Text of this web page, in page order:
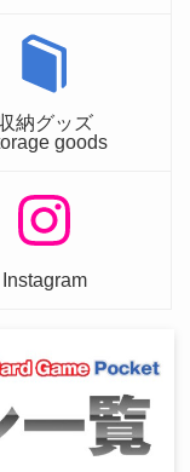
納グッズ
goods
Instagram